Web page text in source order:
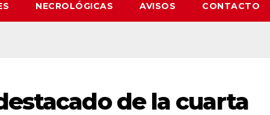
NECROLÓGICAS AVISOS CONTACTO
de la cuarta